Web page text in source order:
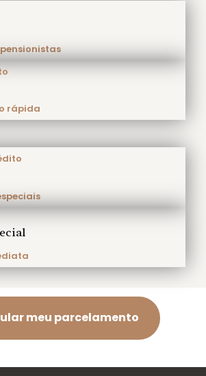
rápida
meu parcelamento